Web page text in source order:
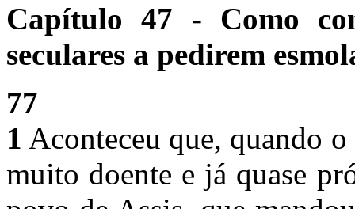
Capítulo 47 - Como
seculares a pedirem
77
1 Aconteceu que, quando
muito doente e já quase